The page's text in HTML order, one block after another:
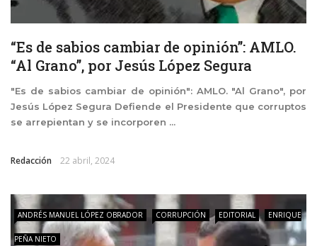
“Es de sabios cambiar de opinión”: AMLO.
“Al Grano”, por Jesús López Segura
"Es de sabios cambiar de opinión": AMLO. "Al Grano", por
Jesús López Segura Defiende el Presidente que corruptos
se arrepientan y se incorporen ...
Redacción 22 abril, 2024
ANDRÉS MANUEL LÓPEZ OBRADOR CORRUPCIÓN EDITORIAL ENRIQUE
PEÑA NIETO